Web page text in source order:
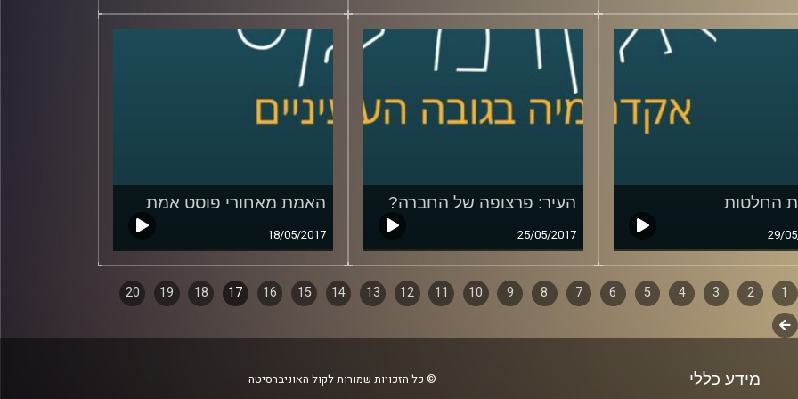
החלטות
29/
העיר: פרצופה של החברה?
25/05/2017
האמת מאחורי פוסט אמת
18/05/2017
1
2
3
4
5
6
7
8
9
10
11
12
13
14
15
16
17
18
19
20
לשלב
מידע כללי © כל הזכויות שמורות לקול האוניברסיטה